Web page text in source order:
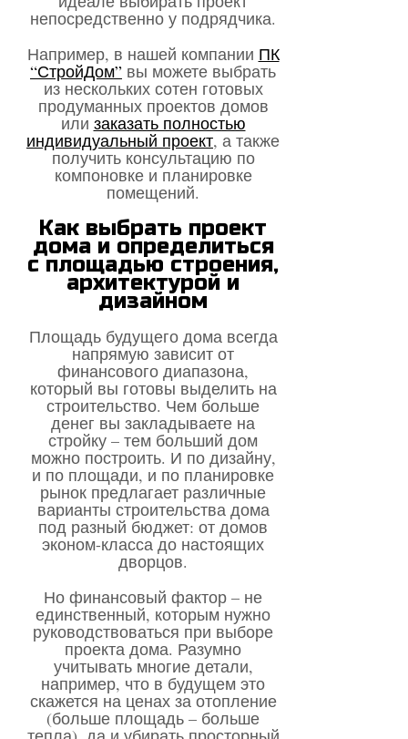
непосредственно у подрядчика.
Например, в нашей компании ПК
“СтройДом” вы можете выбрать
из нескольких сотен готовых
продуманных проектов домов
или заказать полностью
индивидуальный проект, а также
получить консультацию по
компоновке и планировке
помещений.
Как выбрать проект
дома и определиться
с площадью строения,
архитектурой и
дизайном
Площадь будущего дома всегда
напрямую зависит от
финансового диапазона,
который вы готовы выделить на
строительство. Чем больше
денег вы закладываете на
стройку – тем больший дом
можно построить. И по дизайну,
и по площади, и по планировке
рынок предлагает различные
варианты строительства дома
под разный бюджет: от домов
эконом-класса до настоящих
дворцов.
Но финансовый фактор – не
единственный, которым нужно
руководствоваться при выборе
проекта дома. Разумно
учитывать многие детали,
например, что в будущем это
скажется на ценах за отопление
(больше площадь – больше